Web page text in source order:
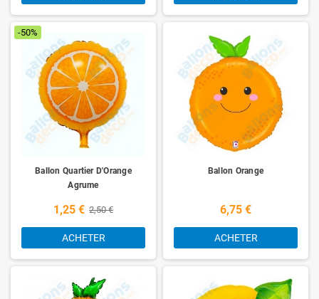
-50%
Ballon Quartier D'Orange
Agrume
1,25 € 2,50 €
ACHETER
Ballon Orange
6,75 €
ACHETER